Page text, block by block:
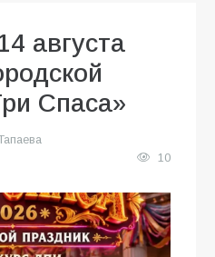
августа
Спаса»
10